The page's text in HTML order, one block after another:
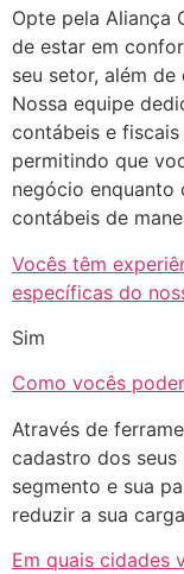
Opte pela Aliança
de estar em
seu setor, além
Nossa equipe
contábeis e
permitindo que
negócio enquanto
contábeis de
Vocês têm
específicas do
Sim
Como vocês
Através de
cadastro dos
segmento e sua
reduzir a sua
Em quais cidades